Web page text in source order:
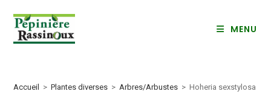
content
MENU
Accueil > Plantes diverses > Arbres/Arbustes > Hoheria sexstylosa